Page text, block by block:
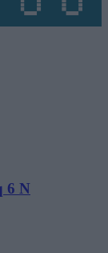
6 N